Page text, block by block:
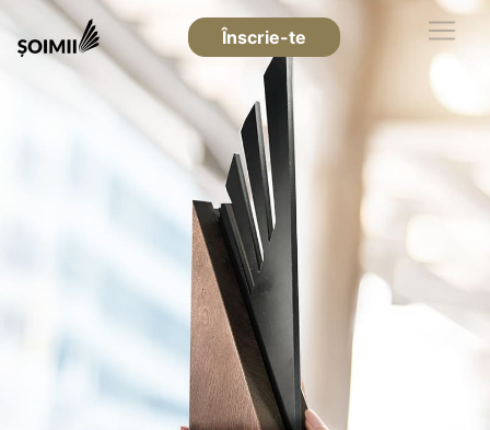
Înscrie-te